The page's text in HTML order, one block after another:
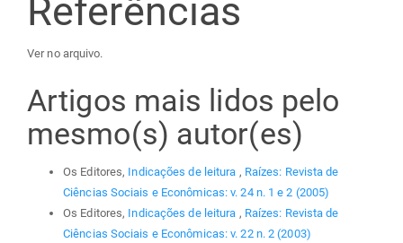
Referências
Ver no arquivo.
Artigos mais lidos pelo
mesmo(s) autor(es)
Os Editores, Indicações de leitura , Raízes: Revista de
Ciências Sociais e Econômicas: v. 24 n. 1 e 2 (2005)
Os Editores, Indicações de leitura , Raízes: Revista de
Ciências Sociais e Econômicas: v. 22 n. 2 (2003)